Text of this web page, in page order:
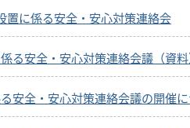
置に係る安全・安心対策連絡会
る安全・安心対策連絡会議（資料
安全・安心対策連絡会議の開催に